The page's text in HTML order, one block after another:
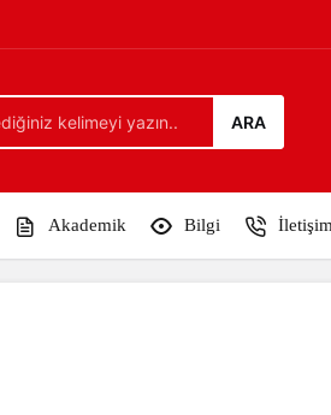
ARA
Akademik Bilgi İletişim